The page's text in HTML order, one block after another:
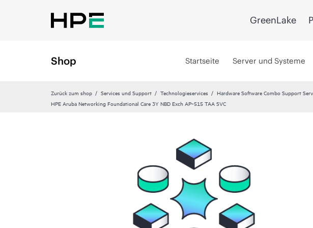
GreenLake
Shop Startseite Server und Systeme
Zurück zum shop Services und Support Technologieservices Hardware Software Combo Support
HPE Aruba Networking Foundational Care 3Y NBD Exch AP‑515 TAA SVC